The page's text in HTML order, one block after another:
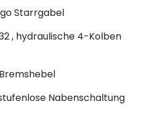
Starrgabel
, hydraulische 4-Kolben
Nabenschaltung